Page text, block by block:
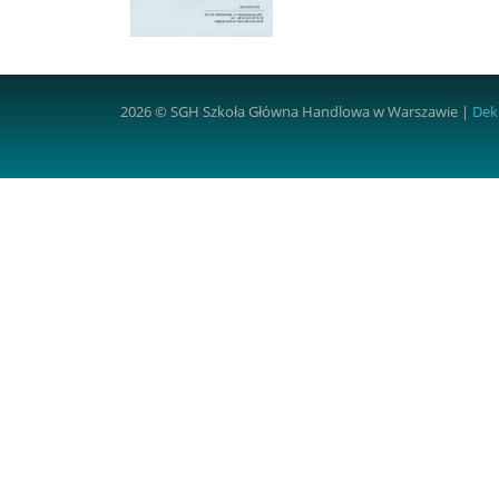
2026 © SGH Szkoła Główna Handlowa w Warszawie |